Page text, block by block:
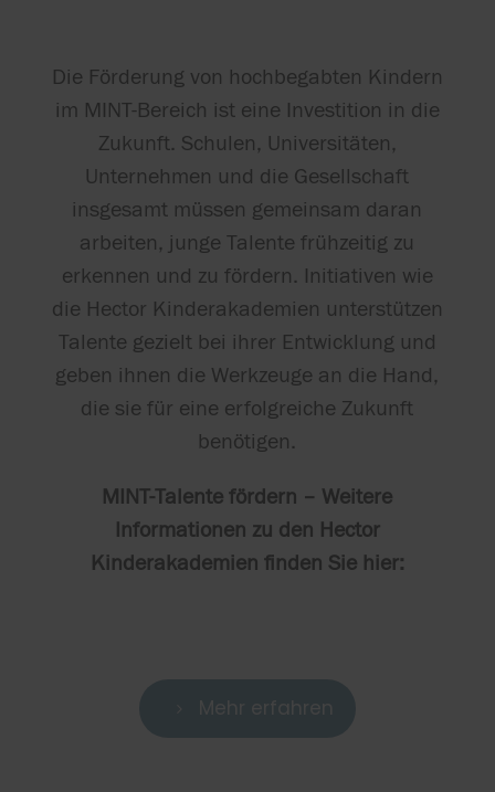
Die Förderung von hochbegabten Kindern
im MINT-Bereich ist eine Investition in die
Zukunft. Schulen, Universitäten,
Unternehmen und die Gesellschaft
insgesamt müssen gemeinsam daran
arbeiten, junge Talente frühzeitig zu
erkennen und zu fördern. Initiativen wie
die Hector Kinderakademien unterstützen
Talente gezielt bei ihrer Entwicklung und
geben ihnen die Werkzeuge an die Hand,
die sie für eine erfolgreiche Zukunft
benötigen.
MINT-Talente fördern – Weitere
Informationen zu den Hector
Kinderakademien finden Sie hier: